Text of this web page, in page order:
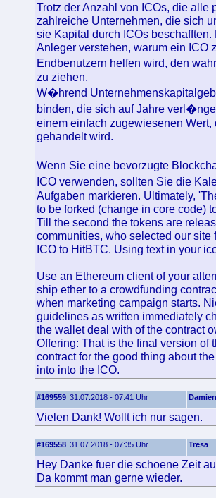
Trotz der Anzahl von ICOs, die alle
zahlreiche Unternehmen, die sich
sie Kapital durch ICOs
Anleger verstehen, warum ein ICO
Endbenutzern helfen wird, den
zu ziehen.
W�hrend
binden, die sich auf Jahre
einem einfach zugewiesenen
gehandelt wird.
Wenn Sie eine bevorzugte
ICO verwenden, sollten Sie die
Aufgaben markieren. Ultimately,
to be forked (change in core code)
Till the second the tokens are
communities, who selected our
ICO to HitBTC. Using text in your
Use an Ethereum client of your
ship ether to a crowdfunding
when marketing campaign starts.
guidelines as written immediately
the wallet deal with of the contract
Offering: That is the final version of
contract for the good thing about
into into the ICO.
#169559 31.07.2018 - 07:41 Uhr Damien
Vielen Dank! Wollt ich nur sagen.
#169558 31.07.2018 - 07:35 Uhr Tresa
Hey Danke fuer die schoene Zeit
Da kommt man gerne wieder.